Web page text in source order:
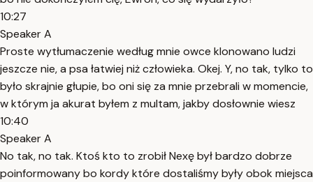
10:27
Speaker A
Proste wytłumaczenie według mnie owce klonowano ludzi
jeszcze nie, a psa łatwiej niż człowieka. Okej. Y, no tak, tylko to
było skrajnie głupie, bo oni się za mnie przebrali w momencie,
w którym ja akurat byłem z multam, jakby dosłownie wiesz
10:40
Speaker A
No tak, no tak. Ktoś kto to zrobił Nexę był bardzo dobrze
poinformowany bo kordy które dostaliśmy były obok miejsca